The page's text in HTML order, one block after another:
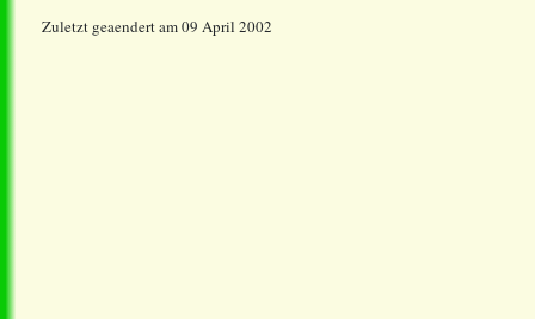
Zuletzt geaendert am 09 April 2002